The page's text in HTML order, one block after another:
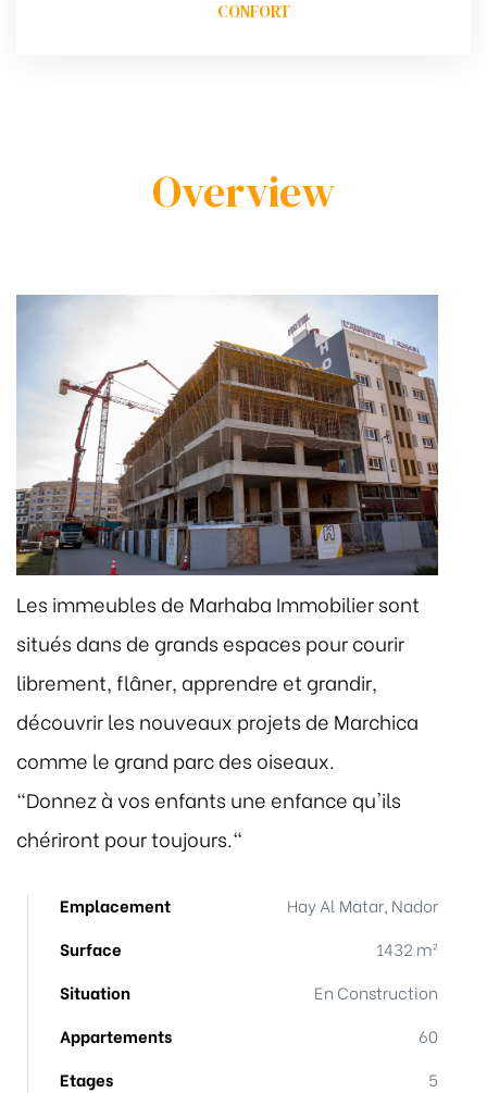
CONFORT
Overview
Les immeubles de Marhaba Immobilier sont
situés dans de grands espaces pour courir
librement, flâner, apprendre et grandir,
découvrir les nouveaux projets de Marchica
comme le grand parc des oiseaux.
"Donnez à vos enfants une enfance qu'ils
chériront pour toujours."
Emplacement
Hay Al Matar, Nador
Surface
1432 m²
Situation
En Construction
Appartements
60
Etages
5